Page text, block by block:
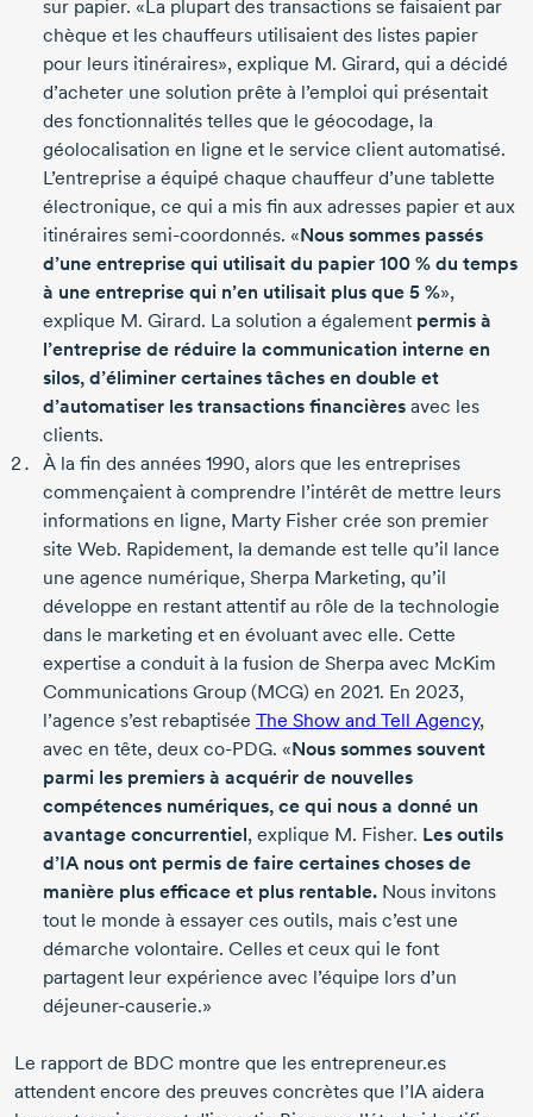
sur papier. «La plupart des transactions se faisaient par
chèque et les chauffeurs utilisaient des listes papier
pour leurs itinéraires», explique M. Girard, qui a décidé
d’acheter une solution prête à l’emploi qui présentait
des fonctionnalités telles que le géocodage, la
géolocalisation en ligne et le service client automatisé.
L’entreprise a équipé chaque chauffeur d’une tablette
électronique, ce qui a mis fin aux adresses papier et aux
itinéraires semi-coordonnés. «Nous sommes passés
d’une entreprise qui utilisait du papier 100 % du temps
à une entreprise qui n’en utilisait plus que 5 %»,
explique M. Girard. La solution a également permis à
l’entreprise de réduire la communication interne en
silos, d’éliminer certaines tâches en double et
d’automatiser les transactions financières avec les
clients.
À la fin des années 1990, alors que les entreprises
commençaient à comprendre l’intérêt de mettre leurs
informations en ligne, Marty Fisher crée son premier
site Web. Rapidement, la demande est telle qu’il lance
une agence numérique, Sherpa Marketing, qu’il
développe en restant attentif au rôle de la technologie
dans le marketing et en évoluant avec elle. Cette
expertise a conduit à la fusion de Sherpa avec McKim
Communications Group (MCG) en 2021. En 2023,
l’agence s’est rebaptisée The Show and Tell Agency,
avec en tête, deux co-PDG. «Nous sommes souvent
parmi les premiers à acquérir de nouvelles
compétences numériques, ce qui nous a donné un
avantage concurrentiel, explique M. Fisher. Les outils
d’IA nous ont permis de faire certaines choses de
manière plus efficace et plus rentable. Nous invitons
tout le monde à essayer ces outils, mais c’est une
démarche volontaire. Celles et ceux qui le font
partagent leur expérience avec l’équipe lors d’un
déjeuner-causerie.»
Le rapport de BDC montre que les entrepreneur.es
attendent encore des preuves concrètes que l’IA aidera